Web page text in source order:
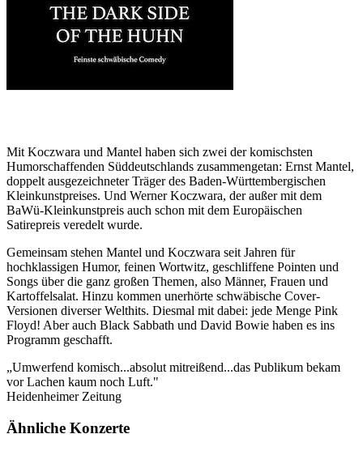
Mit Koczwara und Mantel haben sich zwei der komischsten
Humorschaffenden Süddeutschlands zusammengetan: Ernst Mantel,
doppelt ausgezeichneter Träger des Baden-Württembergischen
Kleinkunstpreises. Und Werner Koczwara, der außer mit dem
BaWü-Kleinkunstpreis auch schon mit dem Europäischen
Satirepreis veredelt wurde.
Gemeinsam stehen Mantel und Koczwara seit Jahren für
hochklassigen Humor, feinen Wortwitz, geschliffene Pointen und
Songs über die ganz großen Themen, also Männer, Frauen und
Kartoffelsalat. Hinzu kommen unerhörte schwäbische Cover-
Versionen diverser Welthits. Diesmal mit dabei: jede Menge Pink
Floyd! Aber auch Black Sabbath und David Bowie haben es ins
Programm geschafft.
„Umwerfend komisch...absolut mitreißend...das Publikum bekam
vor Lachen kaum noch Luft."
Heidenheimer Zeitung
Ähnliche Konzerte